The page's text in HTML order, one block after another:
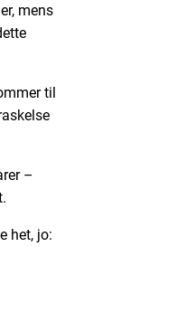
mens
til
–
het, jo: